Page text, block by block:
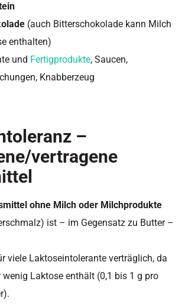
(auch Bitterschokolade kann Milch
enthalten)
und Fertigprodukte, Saucen,
Knabberzeug
–
vertragene
ohne Milch oder Milchprodukte
ist – im Gegensatz zu Butter –
viele Laktoseintolerante verträglich, da
wenig Laktose enthält (0,1 bis 1 g pro